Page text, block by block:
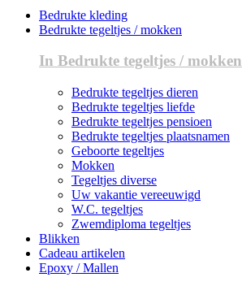
Bedrukte kleding
Bedrukte tegeltjes / mokken
In Bedrukte tegeltjes / mokken
Bedrukte tegeltjes dieren
Bedrukte tegeltjes liefde
Bedrukte tegeltjes pensioen
Bedrukte tegeltjes plaatsnamen
Geboorte tegeltjes
Mokken
Tegeltjes diverse
Uw vakantie vereeuwigd
W.C. tegeltjes
Zwemdiploma tegeltjes
Blikken
Cadeau artikelen
Epoxy / Mallen